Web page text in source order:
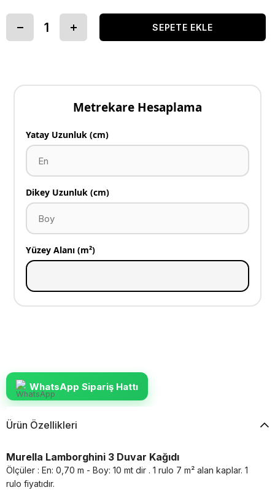
Metrekare Hesaplama
Yatay Uzunluk (cm)
Dikey Uzunluk (cm)
Yüzey Alanı (m²)
WhatsApp Sipariş Hattı
Ürün Özellikleri
Murella Lamborghini 3 Duvar Kağıdı
Ölçüler : En: 0,70 m - Boy: 10 mt dir . 1 rulo 7 m² alan kaplar. 1
rulo fiyatıdır.